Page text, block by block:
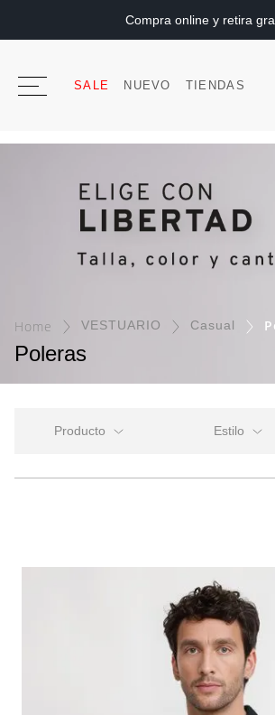
Compra online y retira
SALE NUEVO TIENDAS
VESTUARIO Casual
Poleras
Estilo
Casual
Polera Manga